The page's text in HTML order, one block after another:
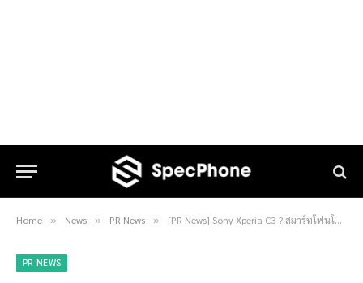
Home » News » PR News » [PR News] Sony Xperia C3 ? สมาร์ทโฟนโปรเซลฟี่ ? เครื่องแรกจากโซนี่
PR NEWS